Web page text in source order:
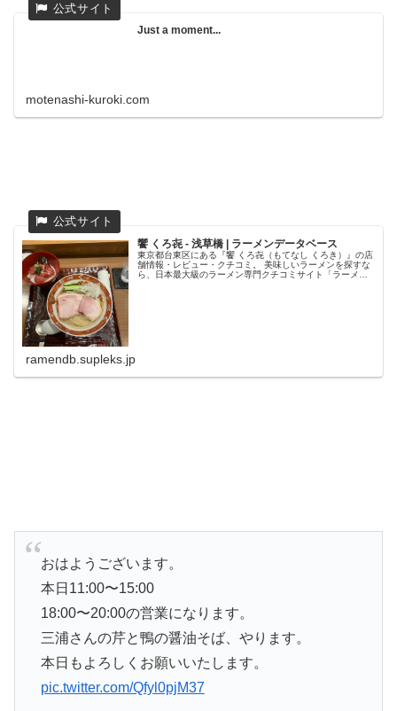
Just a moment...
motenashi-kuroki.com
饗 くろ㐂 - 浅草橋 | ラーメンデータベース
東京都台東区にある『饗 くろ㐂（もてなし くろき）』の店
舗情報・レビュー・クチコミ。 美味しいラーメンを探すな
ら、日本最大級のラーメン専門クチコミサイト「ラーメン
ramendb.supleks.jp
おはようございます。
本日11:00〜15:00
18:00〜20:00の営業になります。
三浦さんの芹と鴨の醤油そば、やります。
本日もよろしくお願いいたします。
pic.twitter.com/Qfyl0pjM37